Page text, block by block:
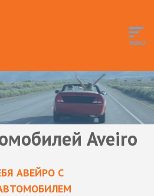
Aveiro
АВЕЙРО С